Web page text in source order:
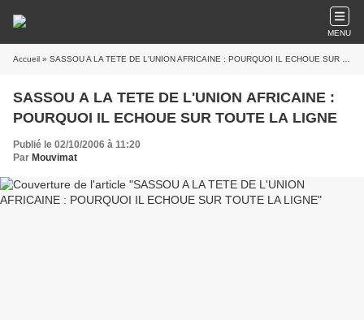
MENU
Accueil » SASSOU A LA TETE DE L'UNION AFRICAINE : POURQUOI IL ECHOUE SUR TOUTE LA LIGNE
SASSOU A LA TETE DE L'UNION AFRICAINE :
POURQUOI IL ECHOUE SUR TOUTE LA LIGNE
Publié le 02/10/2006 à 11:20
Par Mouvimat